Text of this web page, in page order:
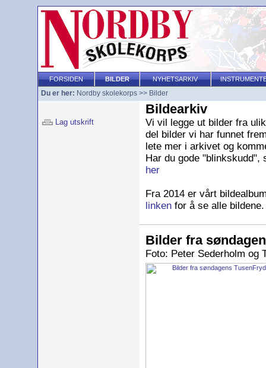
FORSIDEN BILDER NYHETSARKIV
Du er her: Nordby skolekorps >> Bilder
Lag utskrift
Bildearkiv
Vi vil legge ut bilder fra
del bilder vi har funnet
lete mer i arkivet og
Har du gode "blinkskudd",
her
Fra 2014 er vårt
linken for å se alle bildene.
Bilder fra
Foto: Peter Sederholm og